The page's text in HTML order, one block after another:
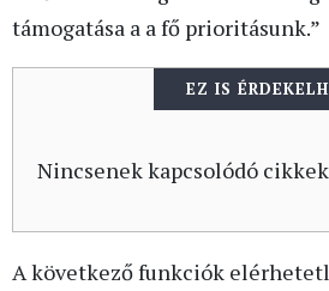
támogatása a a fő prioritásunk.”
EZ IS
Nincsenek kapcsolódó
A következő funkciók